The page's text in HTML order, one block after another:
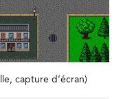
capture d’écran)